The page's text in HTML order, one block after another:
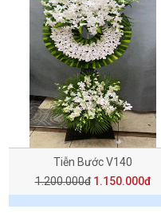
Tiễn Bước V140
1.200.000đ 1.150.000đ